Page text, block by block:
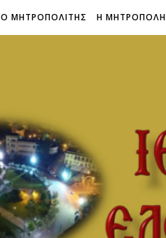
Ο ΜΗΤΡΟΠΟΛΙΤΗΣ Η ΜΗΤΡΟΠΟΛΗ